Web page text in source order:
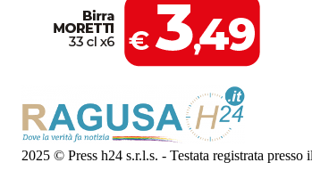
2025 © Press h24 s.r.l.s. - Testata registrata